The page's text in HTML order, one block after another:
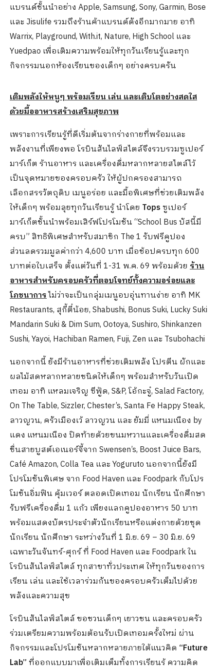
แบรนด์ชั้นนำอย่าง Apple, Samsung, Sony, Garmin, Bose
และ Jisulife รวมถึงร้านค้าแบรนด์ดังอีกมากมาย อาทิ
Warrix, Playground, With.it, Nature, High School และ
Yuedpao เพื่อเติมความพร้อมให้ทุกวันเรียนรู้และทุก
กิจกรรมนอกห้องเรียนของเด็กๆ อย่างครบครัน
เติมพลังให้หนูๆ พร้อมเรียน เล่น และเติบโตอย่างสดใส
ด้วยมื้ออาหารสร้างเสริมสุขภาพ
เพราะการเรียนรู้ที่ดีเริ่มต้นจากร่างกายที่พร้อมและ
พลังงานที่เพียงพอ โรบินสันไลฟ์สไตล์จึงรวบรวมซูเปอร์
มาร์เก็ต ร้านอาหาร และเครื่องดื่มหลากหลายสไตล์ไว้
เป็นจุดหมายของครอบครัว ให้ผู้ปกครองสามารถ
เลือกสรรวัตถุดิบ เมนูอร่อย และมื้อพิเศษที่ช่วยเติมพลัง
ให้เด็กๆ พร้อมลุยทุกวันเรียนรู้ นำโดย Topsซูเปอร์
มาร์เก็ตชั้นนำพร้อมเสิร์ฟโปรโมชัน “School Bus บัสนี้มี
ครบ” สิทธิพิเศษสำหรับสมาชิก The 1 รับฟรีคูปอง
ส่วนลดรวมมูลค่ากว่า 4,600 บาท เมื่อช้อปครบทุก 600
บาทต่อใบเสร็จ ตั้งแต่วันที่ 1-31 พ.ค. 69 พร้อมด้วย ร้าน
อาหารสำหรับครอบครัวที่ตอบโจทย์ทั้งความอร่อยและ
โภชนาการไม่ว่าจะเป็นกลุ่มเมนูอบอุ่นทานง่าย อาทิ MK
Restaurants, สุกี้ตี๋น้อย, Shabushi, Bonus Suki, Lucky Suki
Mandarin Suki & Dim Sum, Ootoya, Sushiro, Shinkanzen
Sushi, Yayoi, Hachiban Ramen, Fuji, Zen และ Tsubohachi
นอกจากนี้ ยังมีร้านอาหารที่ช่วยเติมพลัง โปรตีน ผักและ
ผลไม้สดหลากหลายชนิดให้เด็กๆ พร้อมสำหรับวันเปิด
เทอม อาทิ แหลมเจริญ ซีฟู้ด, S&P, โอ้กะจู๋, Salad Factory,
On The Table, Sizzler, Chester’s, Santa Fe Happy Steak,
ลาวญวน, ครัวเมืองเว้ ลาวญวน และ ยัมมี่ แหนมเนือง by
แดง แหนมเนือง ปิดท้ายด้วยขนมหวานและเครื่องดื่มสด
ชื่นสายบูสต์เอเนอร์จี้จาก Swensen’s, Boost Juice Bars,
Café Amazon, Colla Tea และ Yoguruto นอกจากนี้ยังมี
โปรโมชันพิเศษ จาก Food Haven และ Foodpark กับโปร
โมชันอิ่มฟิน คุ้มเวอร์ ตลอดเปิดเทอม นักเรียน นักศึกษา
รับฟรีเครื่องดื่ม 1 แก้ว เพียงแลกคูปองอาหาร 50 บาท
พร้อมแสดงบัตรประจำตัวนักเรียนหรือแต่งกายด้วยชุด
นักเรียน นักศึกษา ระหว่างวันที่ 1 มิ.ย. 69 – 30 มิ.ย. 69
เฉพาะวันจันทร์-ศุกร์ ที่ Food Haven และ Foodpark ใน
โรบินสันไลฟ์สไตล์ ทุกสาขาทั่วประเทศ ให้ทุกวันของการ
เรียน เล่น และใช้เวลาร่วมกันของครอบครัวเต็มไปด้วย
พลังและความสุข
โรบินสันไลฟ์สไตล์ ขอชวนเด็กๆ เยาวชน และครอบครัว
ร่วมเตรียมความพร้อมต้อนรับเปิดเทอมครั้งใหม่ ผ่าน
กิจกรรมและโปรโมชันหลากหลายภายใต้แนวคิด “Future
Lab”ที่ออกแบบมาเพื่อเติมเต็มทั้งการเรียนรู้ ความคิด